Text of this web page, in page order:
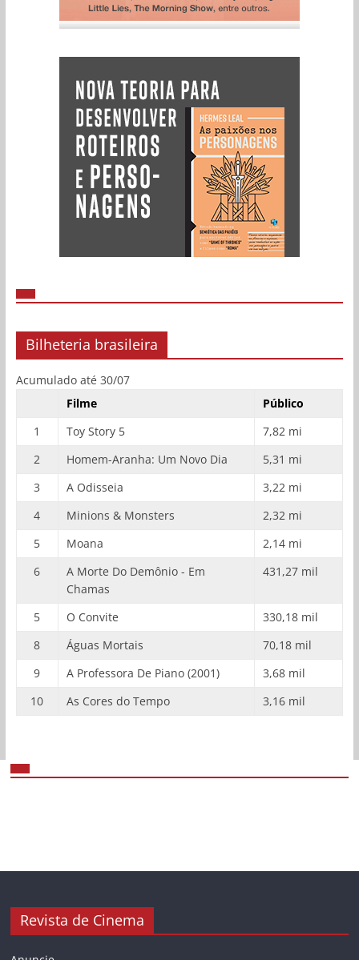
Bilheteria brasileira
Acumulado até 30/07
Filme
Público
1
Toy Story 5
7,82 mi
2
Homem-Aranha: Um Novo Dia
5,31 mi
3
A Odisseia
3,22 mi
4
Minions & Monsters
2,32 mi
5
Moana
2,14 mi
6
A Morte Do Demônio - Em
Chamas
431,27 mil
5 O Convite
330,18 mil
8
Águas Mortais
70,18 mil
9
A Professora De Piano (2001)
3,68 mil
10
As Cores do Tempo 3,16 mil
Revista de Cinema